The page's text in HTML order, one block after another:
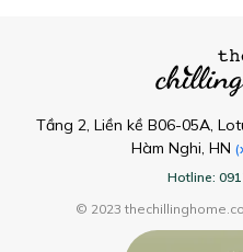
Tầng 2, Liền kề B06-05A,
Hàm Nghi, HN
Hotline:
© 2023